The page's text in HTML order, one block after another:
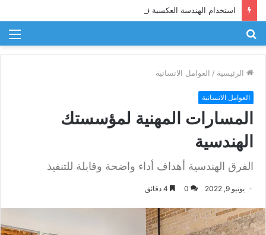
استخدام الهندسة العكسية في الصناعات العسكرية
الرئيسية / العوامل الانسانية
العوامل الانسانية
المسارات المهنية لمؤسستك
الهندسية
الفرق الهندسية أهداف أداء واضحة وقابلة للتنفيذ
يونيو 9, 2022 0